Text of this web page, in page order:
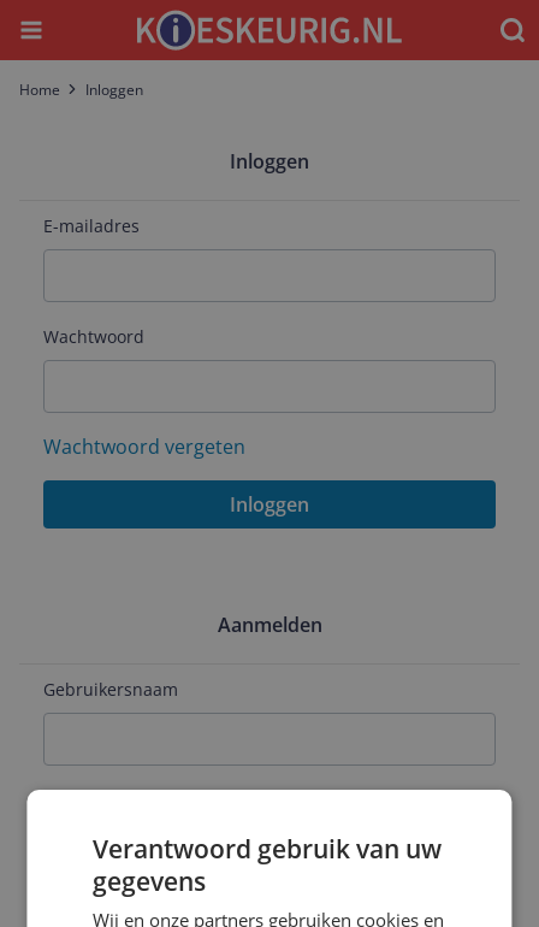
Menu
Home Inloggen
Inloggen
E-mailadres
Wachtwoord
Wachtwoord vergeten
Inloggen
Aanmelden
Gebruikersnaam
Verantwoord gebruik van uw
gegevens
Wij en onze partners gebruiken cookies en